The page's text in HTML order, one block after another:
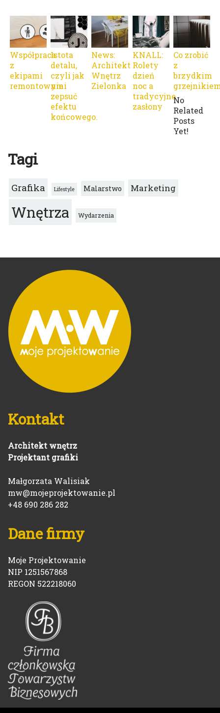
Współpraca
z
ekipami
remontowymi
Istota
detalu,
czyli jak
nie
zepsuć
efektu
końcowego.
News:
Architekt
Wnętrz
Zielonka
KNALL:
Rolety
dzień
noc a
tradycyjne
zasłony
Co zrobić
z
brzydkim
No
Related
Posts
Yet!
Tagi
Grafika Lifestyle Malarstwo Marketing
Wnętrza Wydarzenia
Kontakt
Architekt wnętrz
Projektant grafiki
Małgorzata Walisiak
mw@mojeprojektowanie.pl
+48 690 286 282
Dane firmy
Moje Projektowanie
NIP 1251567868
REGON 522218060